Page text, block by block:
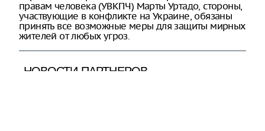
правам человека (УВКПЧ) Марты Уртадо, стороны,
участвующие в конфликте на Украине, обязаны
принять все возможные меры для защиты мирных
жителей от любых угроз.